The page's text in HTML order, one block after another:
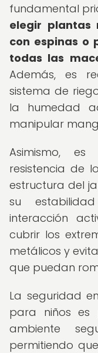
fundamental
elegir plantas
con espinas o
todas las
Además, es
sistema de
la humedad
manipular
Asimismo,
resistencia de
estructura del
su
interacción
cubrir los
metálicos y
que puedan
La seguridad
para niños es
ambiente
permitiendo